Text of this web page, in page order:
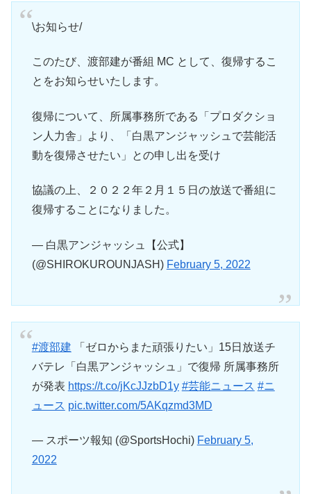
\お知らせ/
このたび、渡部建が番組 MC として、復帰するこ
とをお知らせいたします。
復帰について、所属事務所である「プロダクショ
ン人力舎」より、「白黒アンジャッシュで芸能活
動を復帰させたい」との申し出を受け
協議の上、２０２２年２月１５日の放送で番組に
復帰することになりました。
— 白黒アンジャッシュ【公式】
(@SHIROKUROUNJASH) February 5, 2022
#渡部建 「ゼロからまた頑張りたい」15日放送チ
バテレ「白黒アンジャッシュ」で復帰 所属事務所
が発表 https://t.co/jKcJJzbD1y #芸能ニュース #ニ
ュース pic.twitter.com/5AKqzmd3MD
— スポーツ報知 (@SportsHochi) February 5,
2022